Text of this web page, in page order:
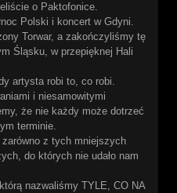
o Paktofonice.
Polski i koncert w Gdyni.
Torwar, a zakończyliśmy tę
Śląsku, w przepięknej Hali
artysta robi to, co robi.
i niesamowitymi
że nie każdy może dotrzeć
terminie.
z tych mniejszych
do których nie udało nam
nazwaliśmy TYLE, CO NA